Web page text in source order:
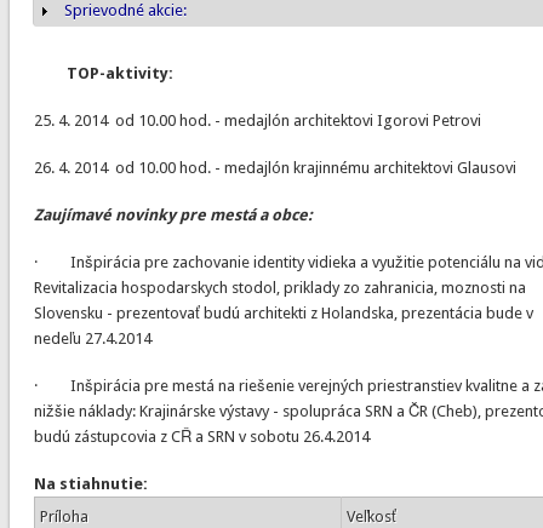
Zobraziť
Sprievodné akcie:
TOP-aktivity:
25. 4. 2014 od 10.00 hod. - medajlón architektovi Igorovi Petrovi
26. 4. 2014 od 10.00 hod. - medajlón krajinnému architektovi Glausovi
Zaujímavé novinky pre mestá a obce:
· Inšpirácia pre zachovanie identity vidieka a využitie potenciálu na
Revitalizacia hospodarskych stodol, priklady zo zahranicia, moznosti na
Slovensku - prezentovať budú architekti z Holandska, prezentácia bude v
nedeľu 27.4.2014
· Inšpirácia pre mestá na riešenie verejných priestranstiev kvalitne a
nižšie náklady: Krajinárske výstavy - spolupráca SRN a ČR (Cheb),
budú zástupcovia z CŘ a SRN v sobotu 26.4.2014
Na stiahnutie:
Príloha
Veľkosť